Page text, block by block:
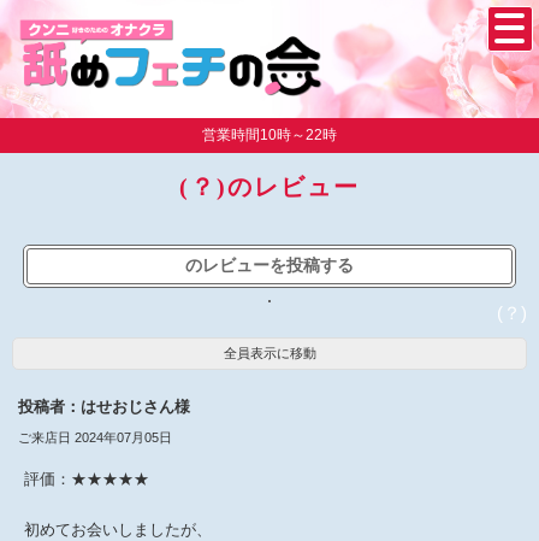
営業時間10時～22時
(？)のレビュー
のレビューを投稿する
(？)
全員表示に移動
投稿者：はせおじさん様
ご来店日 2024年07月05日
評価：★★★★★
初めてお会いしましたが、